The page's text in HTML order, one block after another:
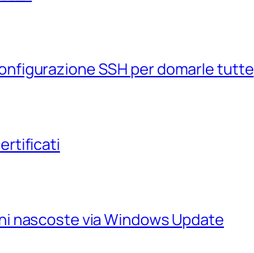
SSH per domarle tutte
nascoste via Windows Update